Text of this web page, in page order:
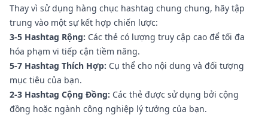
Thay vì sử dụng hàng chục hashtag chung chung, hãy tập
trung vào một sự kết hợp chiến lược:
3-5 Hashtag Rộng: Các thẻ có lượng truy cập cao để tối đa
hóa phạm vi tiếp cận tiềm năng.
5-7 Hashtag Thích Hợp: Cụ thể cho nội dung và đối tượng
mục tiêu của bạn.
2-3 Hashtag Cộng Đồng: Các thẻ được sử dụng bởi cộng
đồng hoặc ngành công nghiệp lý tưởng của bạn.